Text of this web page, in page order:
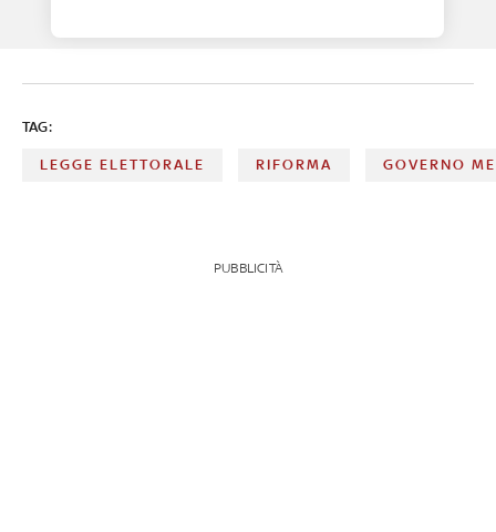
TAG:
LEGGE ELETTORALE RIFORMA GOVERNO
PUBBLICITÀ